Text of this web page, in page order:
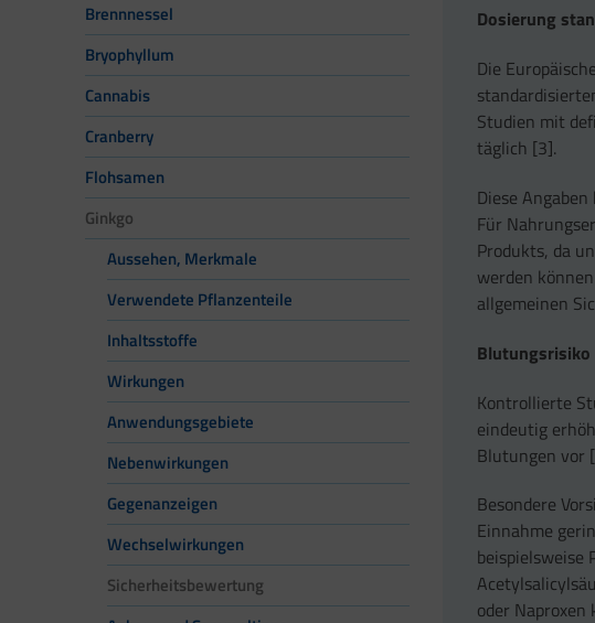
Brennnessel
Bryophyllum
Cannabis
Cranberry
Flohsamen
Ginkgo
Aussehen, Merkmale
Verwendete Pflanzenteile
Inhaltsstoffe
Wirkungen
Anwendungsgebiete
Nebenwirkungen
Gegenanzeigen
Wechselwirkungen
Sicherheitsbewertung
Dosierung
Die
Studien mit
täglich [3].
Diese
Für
Produkts, da
werden
allgemeinen
Blutungsrisiko
Kontrollierte
eindeutig
Blutungen vor
Besondere
Einnahme
beispielsweise
oder